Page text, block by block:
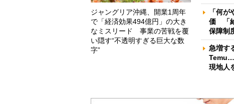
ジャングリア沖縄、開業1周年
で「経済効果494億円」の大き
なミスリード 事業の苦戦を覆
い隠す“不透明すぎる巨大な数
字”
「何
価 「
保障制
急増す
Temu…
現地人